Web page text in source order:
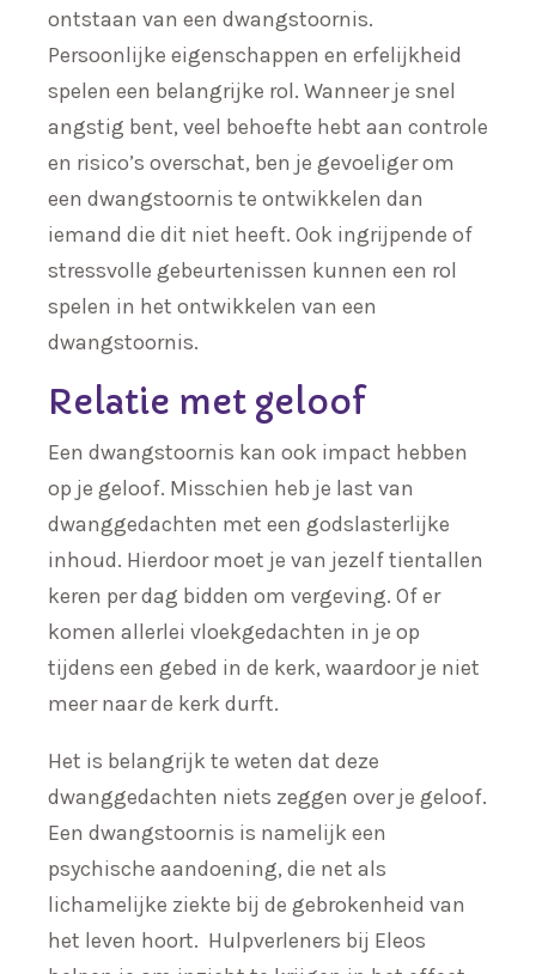
ontstaan van een dwangstoornis.
Persoonlijke eigenschappen en erfelijkheid
spelen een belangrijke rol. Wanneer je snel
angstig bent, veel behoefte hebt aan controle
en risico’s overschat, ben je gevoeliger om
een dwangstoornis te ontwikkelen dan
iemand die dit niet heeft. Ook ingrijpende of
stressvolle gebeurtenissen kunnen een rol
spelen in het ontwikkelen van een
dwangstoornis.
Relatie met geloof
Een dwangstoornis kan ook impact hebben
op je geloof. Misschien heb je last van
dwanggedachten met een godslasterlijke
inhoud. Hierdoor moet je van jezelf tientallen
keren per dag bidden om vergeving. Of er
komen allerlei vloekgedachten in je op
tijdens een gebed in de kerk, waardoor je niet
meer naar de kerk durft.
Het is belangrijk te weten dat deze
dwanggedachten niets zeggen over je geloof.
Een dwangstoornis is namelijk een
psychische aandoening, die net als
lichamelijke ziekte bij de gebrokenheid van
het leven hoort. Hulpverleners bij Eleos